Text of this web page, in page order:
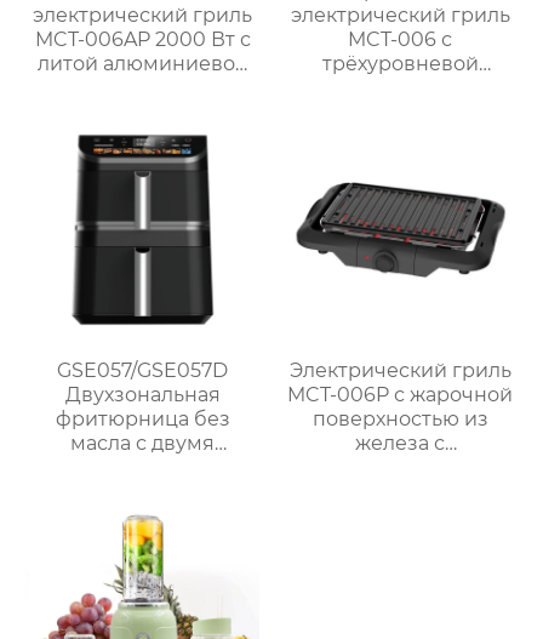
электрический гриль
MCT-006AP 2000 Вт с
литой алюминиевой
использования
электрический гриль
MCT-006 с
трёхуровневой
управлением
GSE057/GSE057D
Двухзональная
фритюрница без
масла с двумя
управлением
Электрический гриль
MCT-006P с жарочной
поверхностью из
железа с